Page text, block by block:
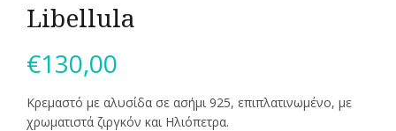
Libellula
€130,00
Κρεμαστό με αλυσίδα σε ασήμι 925, επιπλατινωμένο, με
χρωματιστά ζιργκόν και Ηλιόπετρα.